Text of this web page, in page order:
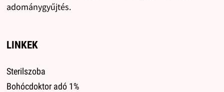
adománygyűjtés.
LINKEK
Sterilszoba
Bohócdoktor adó 1%